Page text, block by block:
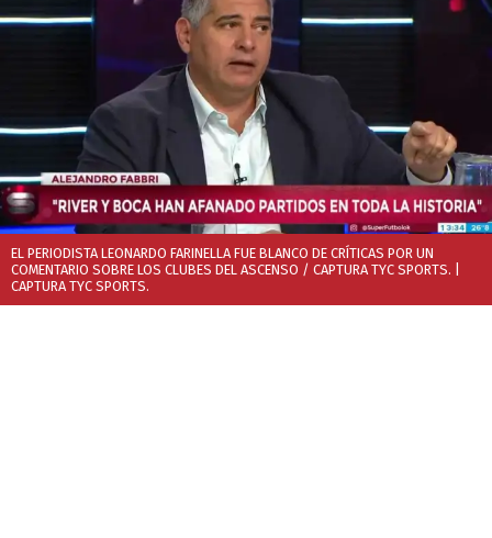
EL PERIODISTA LEONARDO FARINELLA FUE BLANCO DE CRÍTICAS POR UN
COMENTARIO SOBRE LOS CLUBES DEL ASCENSO / CAPTURA TYC SPORTS.
CAPTURA TYC SPORTS.